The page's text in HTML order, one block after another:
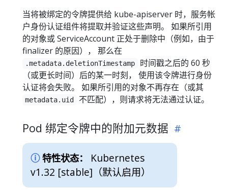
当将被绑定的令牌提供给 kube-apiserver 时，服务帐
户身份认证组件将提取并验证这些声明。 如果所引用
的对象或 ServiceAccount 正处于删除中（例如，由于
finalizer 的原因）， 那么在
.metadata.deletionTimestamp
时间戳之后的 60 秒
（或更长时间）后的某一时刻， 使用该令牌进行身份
认证将会失败。 如果所引用的对象不再存在（或其
metadata.uid 不匹配），则请求将无法通过认证。
Pod 绑定令牌中的附加元数据
特性状态：
Kubernetes
v1.32 [stable] （默认启用）